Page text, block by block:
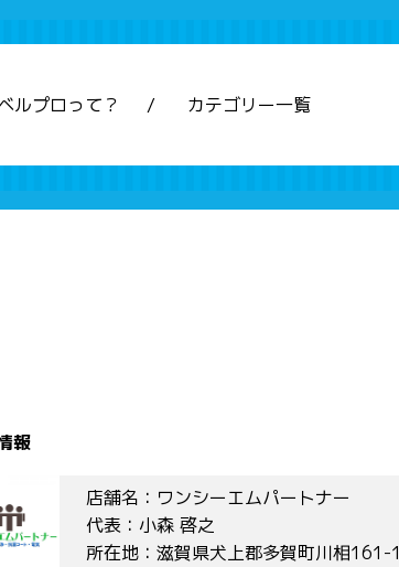
ルプロって？ カテゴリー一覧
報
店舗名：ワンシーエムパートナー
代表：小森 啓之
所在地：滋賀県犬上郡多賀町川相161-1